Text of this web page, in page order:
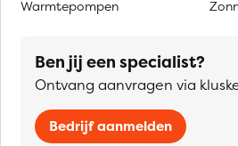
Warmtepompen
Ben jij een specialist?
Ontvang aanvragen via
Bedrijf aanmelden